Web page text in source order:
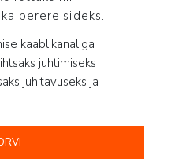
perereisideks.
kaablikanaliga
juhtimiseks
juhitavuseks ja